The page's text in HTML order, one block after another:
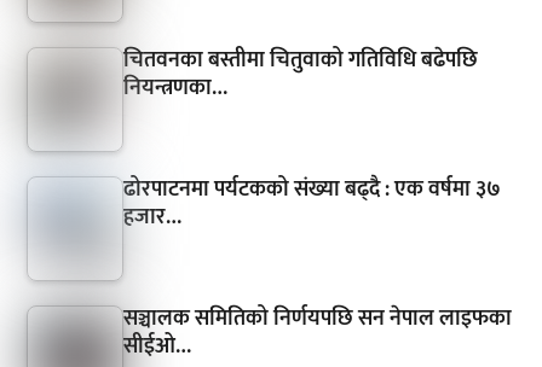
चितवनका बस्तीमा चितुवाको गतिविधि बढेपछि
नियन्त्रणका…
ढोरपाटनमा पर्यटकको संख्या बढ्दै : एक वर्षमा ३७
हजार…
सञ्चालक समितिको निर्णयपछि सन नेपाल लाइफका
सीईओ…